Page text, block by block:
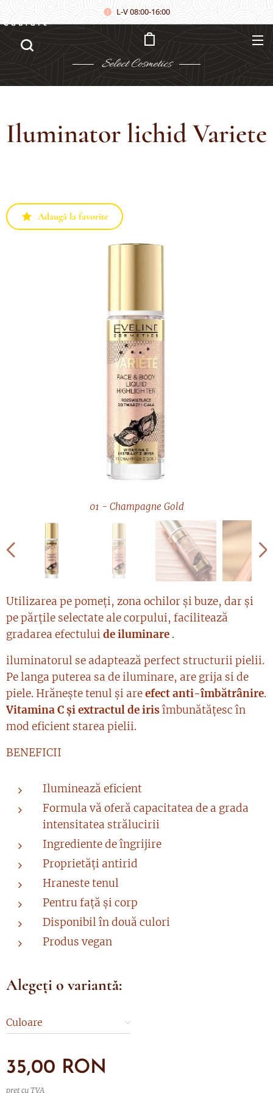
L-V 08:00-16:00
Select Cosmetics
Căutare
Iluminator lichid Variete
Adaugă la favorite
01 - Champagne Gold
02 - Rose Gold
Utilizarea pe pomeți, zona ochilor și buze, dar și
pe părțile selectate ale corpului, facilitează
gradarea efectului de iluminare .
iluminatorul se adaptează perfect structurii pielii.
Pe langa puterea sa de iluminare, are grija si de
piele. Hrănește tenul și areefect anti-îmbătrânire.
Vitamina C și extractul de irisîmbunătățesc în
mod eficient starea pielii.
BENEFICII
Iluminează eficient
Formula vă oferă capacitatea de a grada
intensitatea strălucirii
Ingrediente de îngrijire
Proprietăți antirid
Hraneste tenul
Pentru față și corp
Disponibil în două culori
Produs vegan
Alegeți o variantă:
Culoare
35,00 RON
preț cu TVA